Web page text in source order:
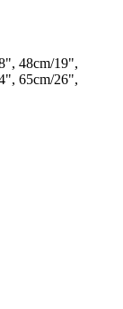
48cm/19",
65cm/26",